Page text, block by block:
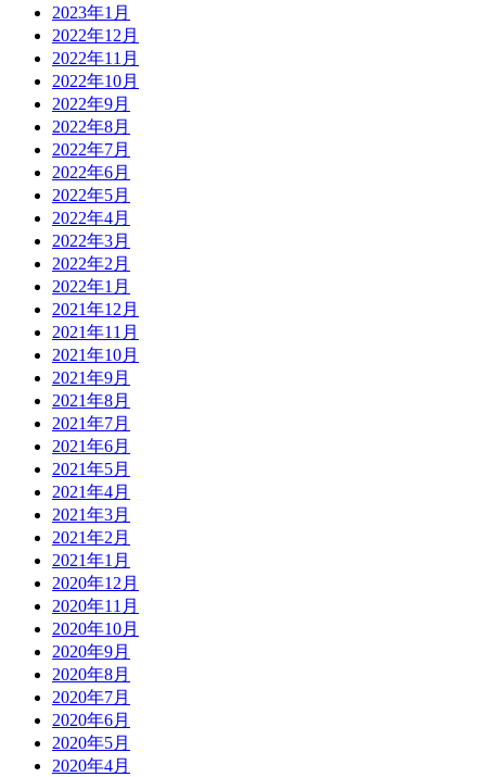
2023年1月
2022年12月
2022年11月
2022年10月
2022年9月
2022年8月
2022年7月
2022年6月
2022年5月
2022年4月
2022年3月
2022年2月
2022年1月
2021年12月
2021年11月
2021年10月
2021年9月
2021年8月
2021年7月
2021年6月
2021年5月
2021年4月
2021年3月
2021年2月
2021年1月
2020年12月
2020年11月
2020年10月
2020年9月
2020年8月
2020年7月
2020年6月
2020年5月
2020年4月